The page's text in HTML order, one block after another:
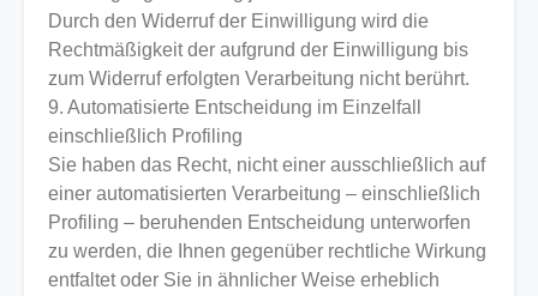
Durch den Widerruf der Einwilligung wird die
Rechtmäßigkeit der aufgrund der Einwilligung bis
zum Widerruf erfolgten Verarbeitung nicht berührt.
9. Automatisierte Entscheidung im Einzelfall
einschließlich Profiling
Sie haben das Recht, nicht einer ausschließlich auf
einer automatisierten Verarbeitung – einschließlich
Profiling – beruhenden Entscheidung unterworfen
zu werden, die Ihnen gegenüber rechtliche Wirkung
entfaltet oder Sie in ähnlicher Weise erheblich